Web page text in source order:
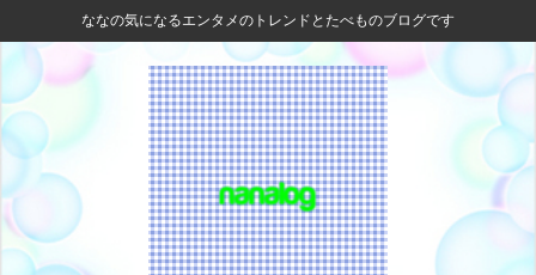
ななの気になるエンタメのトレンドとたべものブログです